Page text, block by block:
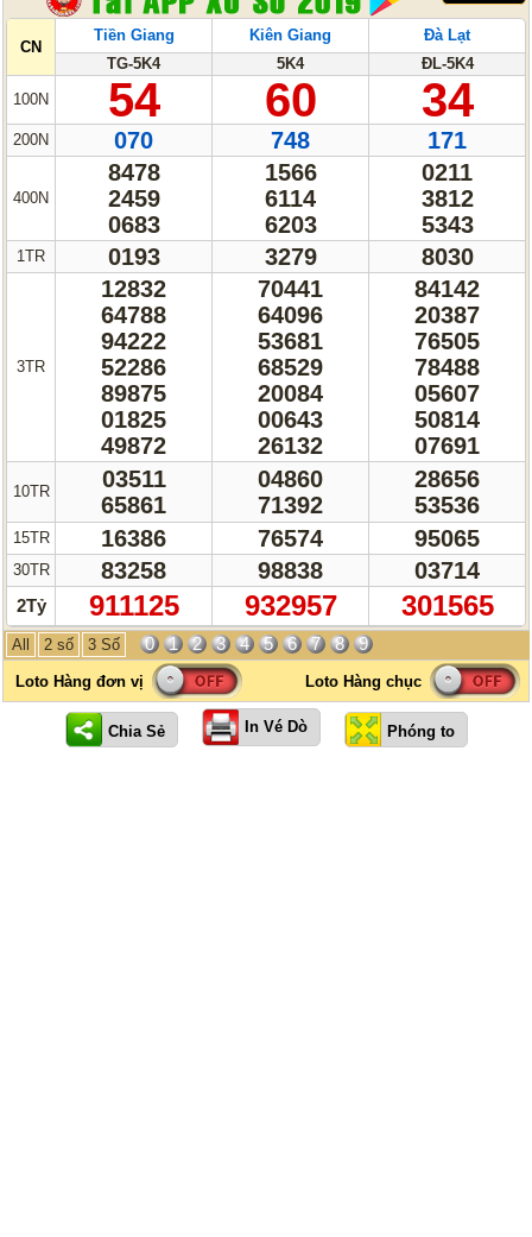
CN
100N
200N
400N
1TR
3TR
10TR
15TR
30TR
2Tỷ
Tiền Giang
TG-5K4
54
070
8478
2459
0683
0193
12832
64788
94222
52286
89875
01825
49872
03511
65861
16386
83258
911125
Kiên Giang
5K4
60
748
1566
6114
6203
3279
70441
64096
53681
68529
20084
00643
26132
04860
71392
76574
98838
932957
Đà Lạt
ĐL-5K4
34
171
0211
3812
5343
8030
84142
20387
76505
78488
05607
50814
07691
28656
53536
95065
03714
301565
All 2 số 3 Số 0 1 2 3 4 5 6 7 8 9
In Vé Dò